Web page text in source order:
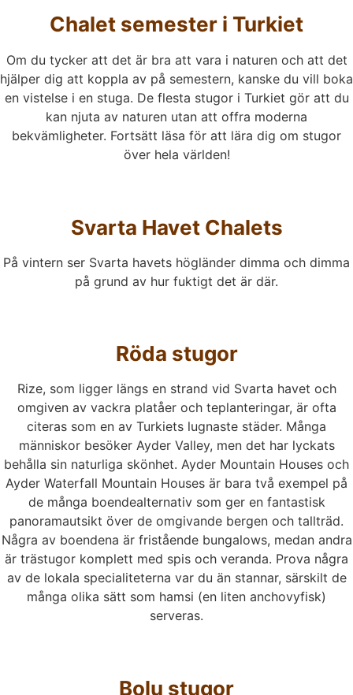
Chalet semester i Turkiet
Om du tycker att det är bra att vara i naturen och att det
hjälper dig att koppla av på semestern, kanske du vill boka
en vistelse i en stuga. De flesta stugor i Turkiet gör att du
kan njuta av naturen utan att offra moderna
bekvämligheter. Fortsätt läsa för att lära dig om stugor
över hela världen!
Svarta Havet Chalets
På vintern ser Svarta havets högländer dimma och dimma
på grund av hur fuktigt det är där.
Röda stugor
Rize, som ligger längs en strand vid Svarta havet och
omgiven av vackra platåer och teplanteringar, är ofta
citeras som en av Turkiets lugnaste städer. Många
människor besöker Ayder Valley, men det har lyckats
behålla sin naturliga skönhet. Ayder Mountain Houses och
Ayder Waterfall Mountain Houses är bara två exempel på
de många boendealternativ som ger en fantastisk
panoramautsikt över de omgivande bergen och tallträd.
Några av boendena är fristående bungalows, medan andra
är trästugor komplett med spis och veranda. Prova några
av de lokala specialiteterna var du än stannar, särskilt de
många olika sätt som hamsi (en liten anchovyfisk)
serveras.
Bolu stugor